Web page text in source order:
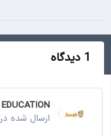
1 دیدگاه
ارسال شده در